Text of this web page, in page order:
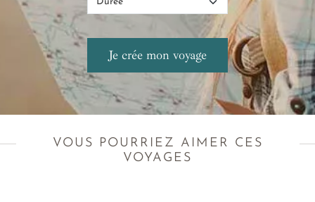
VOUS POURRIEZ AIMER CES
VOYAGES